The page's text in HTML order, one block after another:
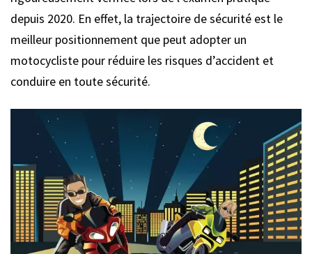
depuis 2020. En effet, la trajectoire de sécurité est le
meilleur positionnement que peut adopter un
motocycliste pour réduire les risques d’accident et
conduire en toute sécurité.